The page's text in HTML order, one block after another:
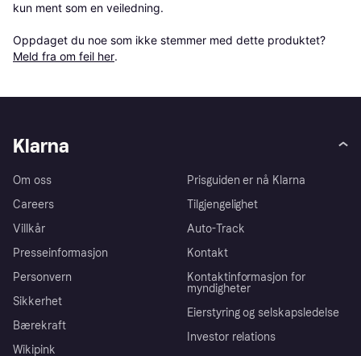
kun ment som en veiledning.
Oppdaget du noe som ikke stemmer med dette produktet?
Meld fra om feil her.
Klarna
Om oss
Careers
Villkår
Presseinformasjon
Personvern
Sikkerhet
Bærekraft
Wikipink
Prisguiden er nå Klarna
Tilgjengelighet
Auto-Track
Kontakt
Kontaktinformasjon for
myndigheter
Eierstyring og selskapsledelse
Investor relations